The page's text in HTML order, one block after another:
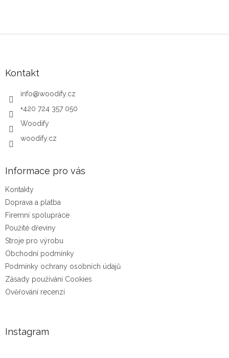
Kontakt
info@woodify.cz
+420 724 357 050
Woodify
woodify.cz
Informace pro vás
Kontakty
Doprava a platba
Firemní spolupráce
Použité dřeviny
Stroje pro výrobu
Obchodní podmínky
Podmínky ochrany osobních údajů
Zásady používání Cookies
Ověřování recenzí
Instagram